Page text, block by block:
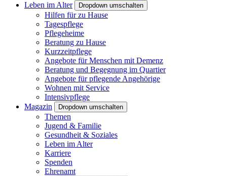
Leben im Alter
Dropdown umschalten
Hilfen für zu Hause
Tagespflege
Pflegeheime
Beratung zu Hause
Kurzzeitpflege
Angebote für Menschen mit Demenz
Beratung und Begegnung im Quartier
Angebote für pflegende Angehörige
Wohnen mit Service
Intensivpflege
Magazin
Dropdown umschalten
Themen
Jugend & Familie
Gesundheit & Soziales
Leben im Alter
Karriere
Spenden
Ehrenamt